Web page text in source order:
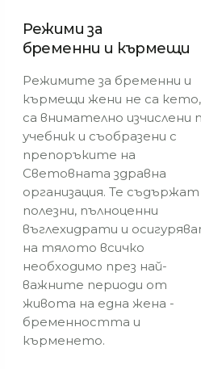
Режими за
бременни и кърмещи
Режимите за бременни и
кърмещи жени не са
са внимателно изчислени
учебник и съобразени с
препоръките на
Световната здравна
организация. Те съдържат
полезни, пълноценни
въглехидрати и
на тялото всичко
необходимо през най-
важните периоди от
живота на една жена -
бременността и
кърменето.